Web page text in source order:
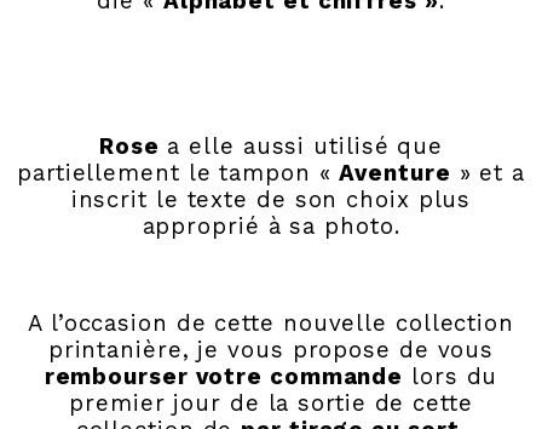
Rose a elle aussi utilisé que
partiellement le tampon «Aventure » et a
inscrit le texte de son choix plus
approprié à sa photo.
A l’occasion de cette nouvelle collection
printanière, je vous propose de vous
rembourser votre commande lors du
premier jour de la sortie de cette